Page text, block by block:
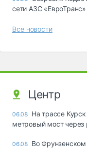
сети АЗС «ЕвроТранс»
Все новости
Центр
06.08 На трассе
метровый мост через
06.08 Во